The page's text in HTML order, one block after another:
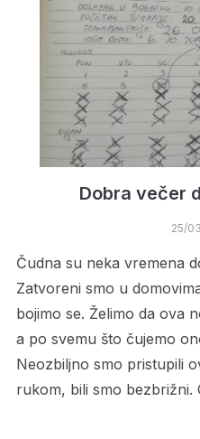
Dobra večer
25/
Čudna su neka vremena
Zatvoreni smo u
bojimo se. Želimo da ova
a po svemu što čujemo
Neozbiljno smo pristupili
rukom, bili smo